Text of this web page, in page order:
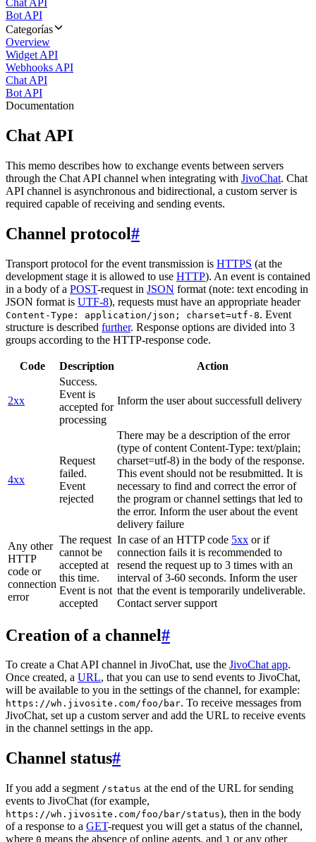
Chat API
Bot API
Categorías
Overview
Widget API
Webhooks API
Chat API
Bot API
Documentation
Chat API
This memo describes how to exchange events between servers
through the Chat API channel when integrating with JivoChat. Chat
API channel is asynchronous and bidirectional, a custom server is
required capable of receiving and sending events.
Channel protocol#
Transport protocol for the event transmission is HTTPS (at the
development stage it is allowed to use HTTP). An event is contained
in a body of a POST-request in JSON format (note: text encoding in
JSON format is UTF-8), requests must have an appropriate header
Content-Type: application/json; charset=utf-8. Event
structure is described further. Response options are divided into 3
groups according to the HTTP-response code.
Code Description Action
2xx
Success.
Event is
accepted for
processing
Inform the user about successfull delivery
4xx
Request
failed.
Event
rejected
There may be a description of the error
(type of content Content-Type: text/plain;
charset=utf-8) in the body of the response.
This event should not be resubmitted. It is
necessary to find and correct the error of
the program or channel settings that led to
the error. Inform the user about the event
delivery failure
Any other
HTTP
code or
connection
error
The request
cannot be
accepted at
this time.
Event is not
accepted
In case of an HTTP code 5xx or if
connection fails it is recommended to
resend the request up to 3 times with an
interval of 3-60 seconds. Inform the user
that the event is temporarily undeliverable.
Contact server support
Creation of a channel#
To create a Chat API channel in JivoChat, use the JivoChat app.
Once created, a URL, that you can use to send events to JivoChat,
will be available to you in the settings of the channel, for example:
https://wh.jivosite.com/foo/bar. To receive messages from
JivoChat, set up a custom server and add the URL to receive events
in the channel settings in the app.
Channel status#
If you add a segment /status at the end of the URL for sending
events to JivoChat (for example,
https://wh.jivosite.com/foo/bar/status), then in the body
of a response to a GET-request you will get a status of the channel,
where 0 means the absence of online agents, and 1 or any other